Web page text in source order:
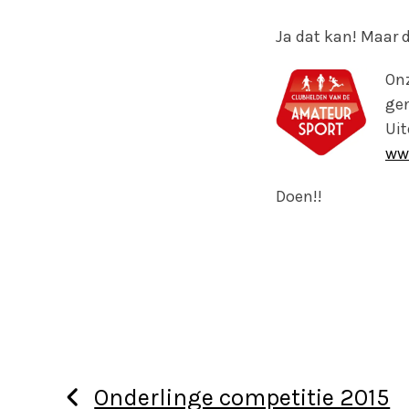
Ja dat kan! Maar
Doen!!
Onderlinge competitie 2015